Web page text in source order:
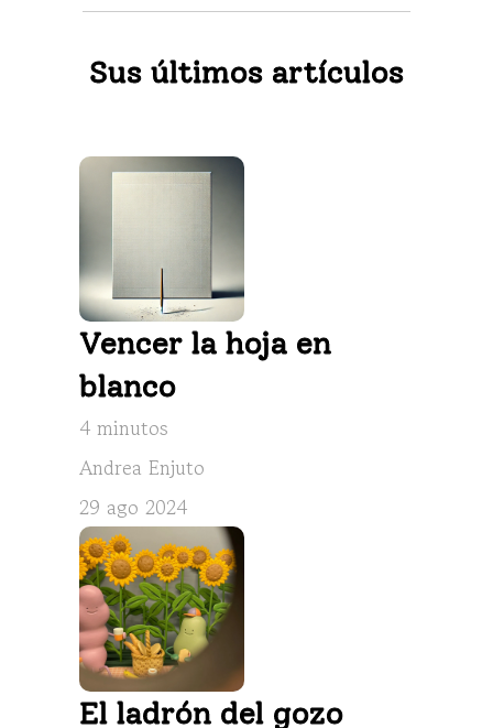
Sus últimos artículos
Vencer la hoja en
blanco
4 minutos
Andrea Enjuto
29 ago 2024
El ladrón del gozo